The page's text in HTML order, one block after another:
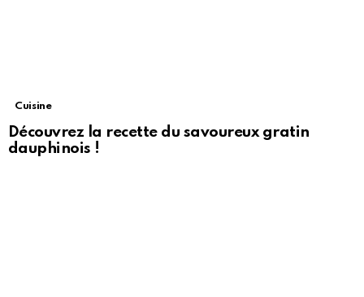
Cuisine
Découvrez la recette du savoureux gratin
dauphinois !